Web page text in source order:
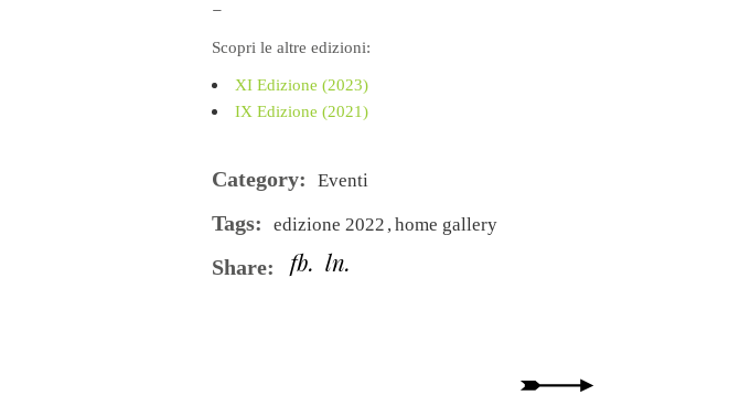
–
Scopri le altre edizioni:
XI Edizione (2023)
IX Edizione (2021)
Category: Eventi
Tags: edizione 2022 home gallery
Share: fb ln